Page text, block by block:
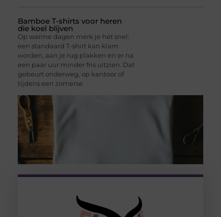
Bamboe T-shirts voor heren
die koel blijven
Op warme dagen merk je het snel:
een standaard T-shirt kan klam
worden, aan je rug plakken en er na
een paar uur minder fris uitzien. Dat
gebeurt onderweg, op kantoor of
tijdens een zomerse